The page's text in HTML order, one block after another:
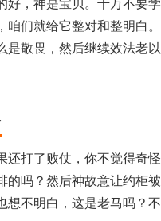
好，神是宝贝。千万不要学
们就给它整对和整明白。
是敬畏，然后继续效法老以
还打了败仗，你不觉得奇怪
的吗？然后神故意让约柜被
想不明白，这是老马吗？不